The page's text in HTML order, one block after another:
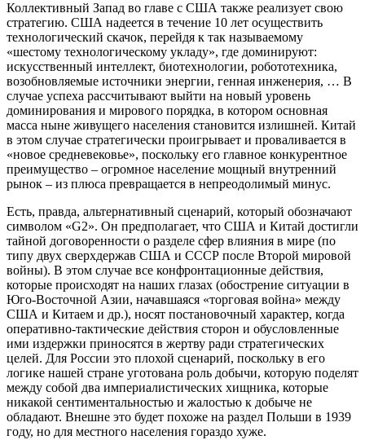
Коллективный Запад во главе с США также реализует свою
стратегию. США надеется в течение 10 лет осуществить
технологический скачок, перейдя к так называемому
«шестому технологическому укладу», где доминируют:
искусственный интеллект, биотехнологии, робототехника,
возобновляемые источники энергии, генная инженерия, … В
случае успеха рассчитывают выйти на новый уровень
доминирования и мирового порядка, в котором основная
масса ныне живущего населения становится излишней. Китай
в этом случае стратегически проигрывает и проваливается в
«новое средневековье», поскольку его главное конкурентное
преимущество – огромное население мощный внутренний
рынок – из плюса превращается в непреодолимый минус.
Есть, правда, альтернативный сценарий, который обозначают
символом «G2». Он предполагает, что США и Китай достигли
тайной договоренности о разделе сфер влияния в мире (по
типу двух сверхдержав США и СССР после Второй мировой
войны). В этом случае все конфронтационные действия,
которые происходят на наших глазах (обострение ситуации в
Юго-Восточной Азии, начавшаяся «торговая война» между
США и Китаем и др.), носят постановочный характер, когда
оперативно-тактические действия сторон и обусловленные
ими издержки приносятся в жертву ради стратегических
целей. Для России это плохой сценарий, поскольку в его
логике нашей стране уготована роль добычи, которую поделят
между собой два империалистических хищника, которые
никакой сентиментальностью и жалостью к добыче не
обладают. Внешне это будет похоже на раздел Польши в 1939
году, но для местного населения гораздо хуже.